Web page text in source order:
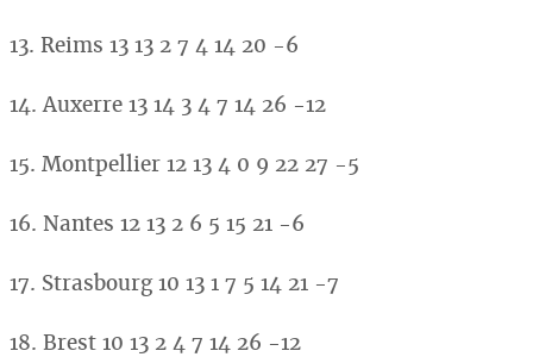
13. Reims 13 13 2 7 4 14 20 -6
14. Auxerre 13 14 3 4 7 14 26 -12
15. Montpellier 12 13 4 0 9 22 27 -5
16. Nantes 12 13 2 6 5 15 21 -6
17. Strasbourg 10 13 1 7 5 14 21 -7
18. Brest 10 13 2 4 7 14 26 -12